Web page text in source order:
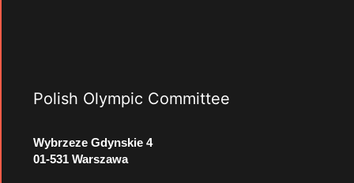
Polish Olympic Committee
Wybrzeze Gdynskie 4
01-531 Warszawa